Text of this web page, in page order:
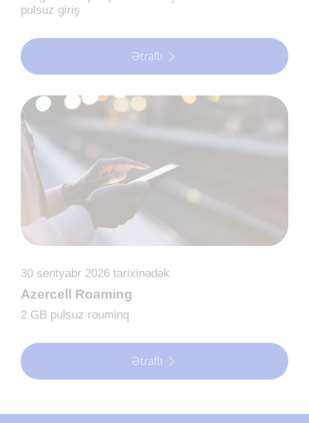
pulsuz giriş
Ətraflı
30 sentyabr 2026 tarixinədək
Azercell Roaming
2 GB pulsuz rouminq
Ətraflı